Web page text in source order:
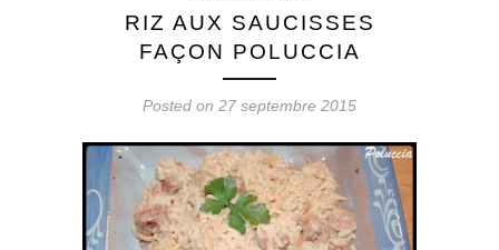
RIZ AUX SAUCISSES
FAÇON POLUCCIA
Posted on 27 septembre 2015